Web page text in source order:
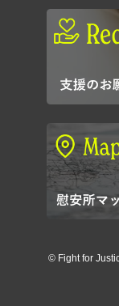
© Fight for